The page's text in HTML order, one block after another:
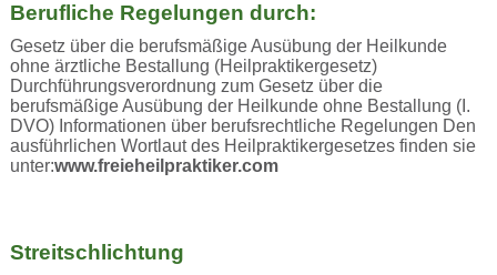
Berufliche Regelungen durch:
Gesetz über die berufsmäßige Ausübung der Heilkunde
ohne ärztliche Bestallung (Heilpraktikergesetz)
Durchführungsverordnung zum Gesetz über die
berufsmäßige Ausübung der Heilkunde ohne Bestallung (I.
DVO) Informationen über berufsrechtliche Regelungen Den
ausführlichen Wortlaut des Heilpraktikergesetzes finden sie
unter:www.freieheilpraktiker.com
Streitschlichtung